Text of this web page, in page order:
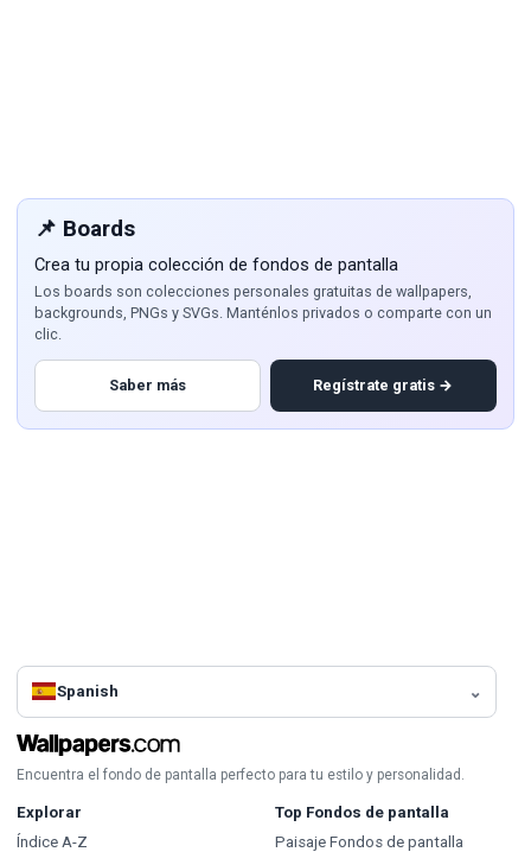
📌 Boards
Crea tu propia colección de fondos de pantalla
Los boards son colecciones personales gratuitas de wallpapers,
backgrounds, PNGs y SVGs. Manténlos privados o comparte con un
clic.
Saber más Regístrate gratis →
Spanish
Encuentra el fondo de pantalla perfecto para tu estilo y personalidad.
Explorar
Índice A-Z
Top Fondos de pantalla
Paisaje Fondos de pantalla